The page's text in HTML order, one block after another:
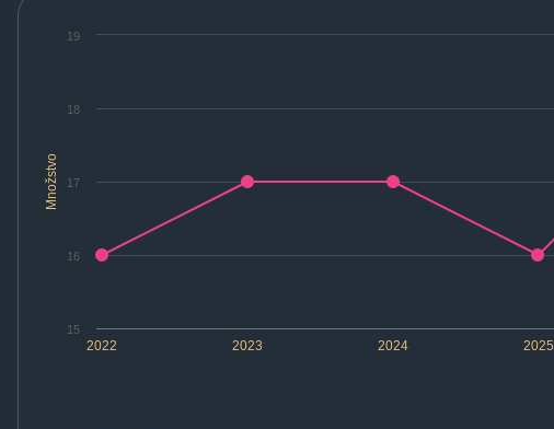
Množstvo
2022 2023 2024 2025
16
17
18
15
19